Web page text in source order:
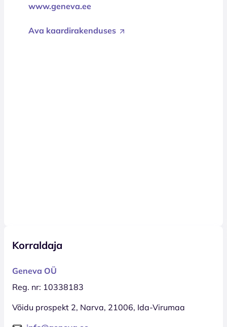
www.geneva.ee
Ava kaardirakenduses
Korraldaja
Geneva OÜ
Reg. nr: 10338183
Võidu prospekt 2, Narva, 21006, Ida-Virumaa